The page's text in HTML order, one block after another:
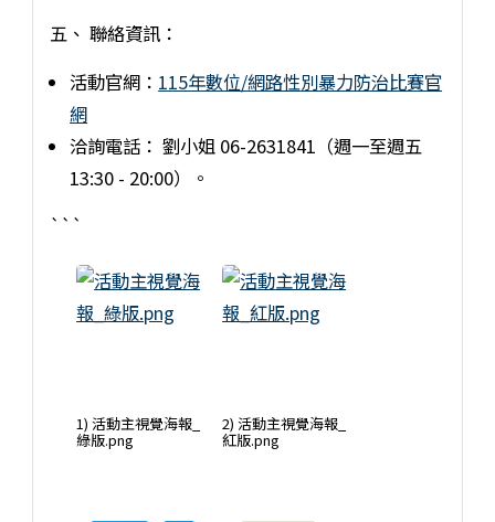
五、 聯絡資訊：
活動官網： 115年數位/網路性別暴力防治比賽官
網
洽詢電話： 劉小姐 06-2631841（週一至週五
13:30 - 20:00）。
```
1) 活動主視覺海報_
綠版.png
2) 活動主視覺海報_
紅版.png